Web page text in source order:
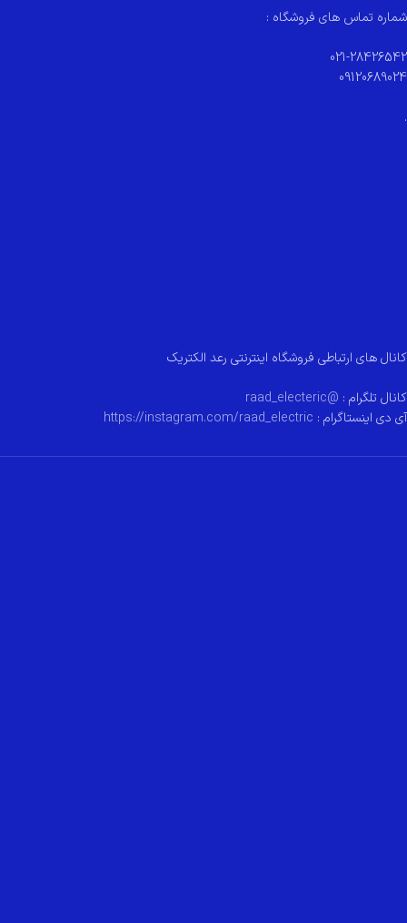
شماره تماس های فروشگاه :
021-28426542
09120689024
.
کانال های ارتباطی فروشگاه اینترنتی رعد الکتریک
کانال تلگرام : @raad_electeric
آی دی اینستاگرام : https://instagram.com/raad_electric